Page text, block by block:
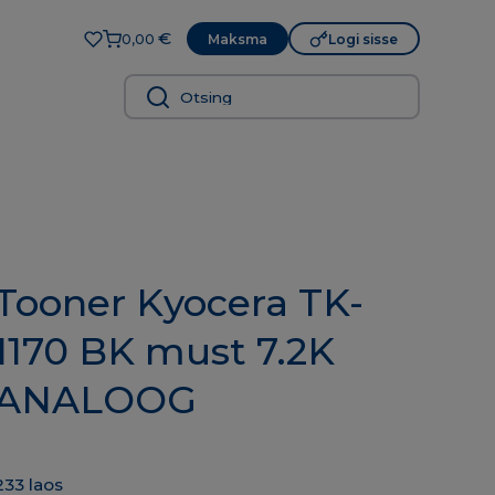
0,00€ Maksma Logi sisse
Kyocera TK-
BK must 7.2K
laos